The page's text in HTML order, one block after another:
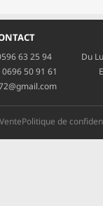
63 25 94
0696 50 91 61
Du
Politique de